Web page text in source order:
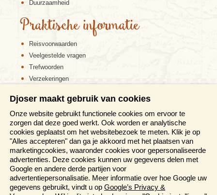
Duurzaamheid
Praktische informatie
Reisvoorwaarden
Veelgestelde vragen
Trefwoorden
Verzekeringen
Disclaimer
Cookiebeleid
Privacy verklaring
Reis en boek met Djoser zekerheid
Meer weten?
Brochure aanvragen
Presentaties en Informatiedagen
Djoser maakt gebruik van cookies
Onze website gebruikt functionele cookies om ervoor te
zorgen dat deze goed werkt. Ook worden er analytische
cookies geplaatst om het websitebezoek te meten. Klik je op
"Alles accepteren" dan ga je akkoord met het plaatsen van
marketingcookies, waaronder cookies voor gepersonaliseerde
advertenties. Deze cookies kunnen uw gegevens delen met
Google en andere derde partijen voor
advertentiepersonalisatie. Meer informatie over hoe Google uw
gegevens gebruikt, vindt u op Google’s Privacy &